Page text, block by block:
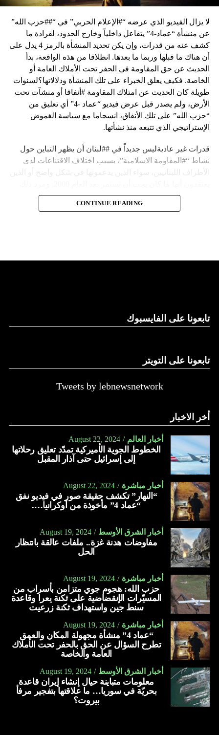
لا يزال الفيديو الذي عرضه “#الإعلام الحربي” في “##حزب الله”
عن منشأة “عماد-4” يتفاعل داخلياً وخارج الحدود، لفرادة ما
كشف عنه من قدرات، وإن يكن تحديد المنشأة بالرمز 4 يدل على
أن هناك ما قبلها وربما ما بعدها. انطلاقا من هذه الواقعة، بدأ
الحديث عن حق المقاومة في الحفر تحت الأملاك العامة أو
الخاصة. فكيف يعلق الخبراء على تلك المنشأة ودلالاتها؟لسنوات
طويلة كان الحديث عن امتلاك المقاومة #أنفاقا أو منشآت تحت
الأرض، ولم يصدر قبل عرض فيديو “عماد -4” أي تعليق من
“حزب الله” على تلك الأنفاق، انسجاما مع سياسة الغموض
الإستراتيجي الذي تتبعه منذ نشأتها.
قدرات غير عاديةليس جديداً في ##لبنان أن يظهر التباين حول
نشاط “#المقاومة الاسلامية”، بسبب اختلاف الاقتناعات لدى
الأطراف اللبنانيين، سواء الذين يدعمونها في شكل واضح أو الذين
إلى أن المقاومة ضد الاحتلال الإسرائيلي لم تكن يوماً محط
إجماع داخلي، وإن كانت القوى اللبنانية المؤمنة بالصراع ضد
النهار
CONTINUE READING
تابعونا على الفايسبوك
تابعونا على التويتر
Tweets by lebnewsnetwork
أخر الاخبار
أخبار العالم August 22, 2024
الخطوط الجوية الأميركية تمدّد تعليق رحلاتها
إلى إسرائيل حتى آذار المقبل
أخبار مباشرة August 22, 2024
“النهار” تكشف حقيقة صور في فيديو نفق
“عماد 4” مأخوذة من أوكرانيا….
أخبار الشرق الأوسط August 19, 2024
مفاوضات هدنة غزة.. ملفات عالقة بانتظار
الحل
أخبار مباشرة August 19, 2024
حزب الله: هجوم جوي متزامن بأسراب من
المسيّرات الإنقضاضية على ثكنة يعرا وقاعدة
سنط جين واستهداف ثكنة زرعيت
أخبار مباشرة August 19, 2024
“عماد 4” منشأة مجهولة المكان والعمق
تطرح السؤال عن الحق بالحفر تحت الأملاك
العامة والخاصة
أخبار الشرق الأوسط August 19, 2024
معلومات متباينة حيال إنشاء إيران قاعدة
بحريّة في سوريا… ما علاقتها بتفجير مرفأ
بيروت؟